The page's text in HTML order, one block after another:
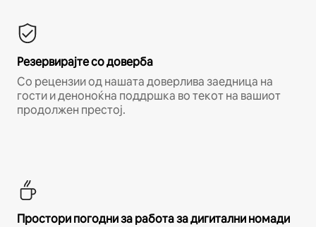
Резервирајте со доверба
Со рецензии од нашата доверлива заедница на
гости и деноноќна поддршка во текот на вашиот
продолжен престој.
Простори погодни за работа за дигитални номади